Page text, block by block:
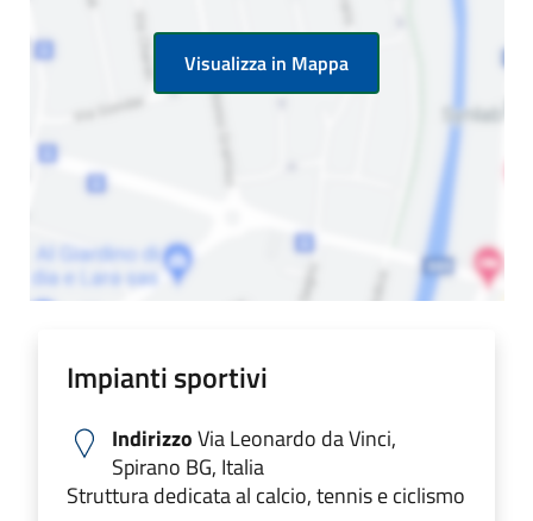
Visualizza in Mappa
Impianti sportivi
IndirizzoVia Leonardo da Vinci,
Spirano BG, Italia
Struttura dedicata al calcio, tennis e ciclismo